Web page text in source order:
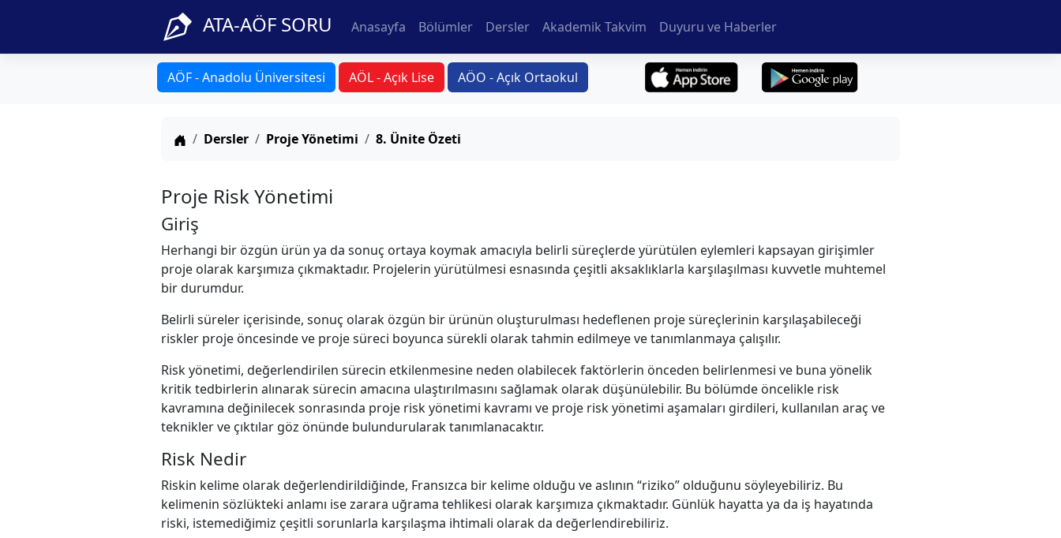
ATA-AÖF SORU Anasayfa Bölümler Dersler Akademik Takvim Duyuru ve Haberler
AÖF - Anadolu Üniversitesi AÖL - Açık Lise AÖO - Açık Ortaokul
Anasayfa
Dersler Proje Yönetimi 8. Ünite Özeti
Proje Risk Yönetimi
Giriş
Herhangi bir özgün ürün ya da sonuç ortaya koymak amacıyla belirli süreçlerde yürütülen eylemleri kapsayan girişimler
proje olarak karşımıza çıkmaktadır. Projelerin yürütülmesi esnasında çeşitli aksaklıklarla karşılaşılması kuvvetle muhtemel
bir durumdur.
Belirli süreler içerisinde, sonuç olarak özgün bir ürünün oluşturulması hedeflenen proje süreçlerinin karşılaşabileceği
riskler proje öncesinde ve proje süreci boyunca sürekli olarak tahmin edilmeye ve tanımlanmaya çalışılır.
Risk yönetimi, değerlendirilen sürecin etkilenmesine neden olabilecek faktörlerin önceden belirlenmesi ve buna yönelik
kritik tedbirlerin alınarak sürecin amacına ulaştırılmasını sağlamak olarak düşünülebilir. Bu bölümde öncelikle risk
kavramına değinilecek sonrasında proje risk yönetimi kavramı ve proje risk yönetimi aşamaları girdileri, kullanılan araç ve
teknikler ve çıktılar göz önünde bulundurularak tanımlanacaktır.
Risk Nedir
Riskin kelime olarak değerlendirildiğinde, Fransızca bir kelime olduğu ve aslının “riziko” olduğunu söyleyebiliriz. Bu
kelimenin sözlükteki anlamı ise zarara uğrama tehlikesi olarak karşımıza çıkmaktadır. Günlük hayatta ya da iş hayatında
riski, istemediğimiz çeşitli sorunlarla karşılaşma ihtimali olarak da değerlendirebiliriz.